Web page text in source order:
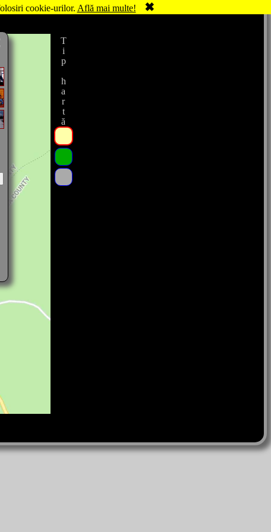
cookie-urilor. Află mai multe! ✖
Tip hartă